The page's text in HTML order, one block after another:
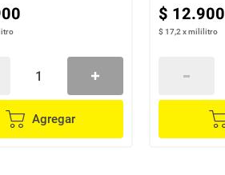
Agregar
$ 12.900
$ 17,2 xmililitro